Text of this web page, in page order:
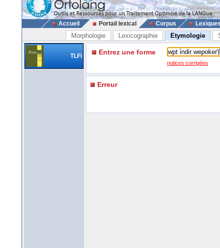
Accueil Portail lexical Corpus
Morphologie Lexicographie Etymologie
TLFi Entrez une forme
notices corrigées
Erreur